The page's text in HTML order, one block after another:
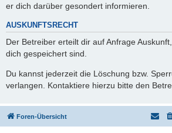
er dich darüber gesondert informieren.
AUSKUNFTSRECHT
Der Betreiber erteilt dir auf Anfrage
dich gespeichert sind.
Du kannst jederzeit die Löschung bzw.
verlangen. Kontaktiere hierzu bitte den
Foren-Übersicht